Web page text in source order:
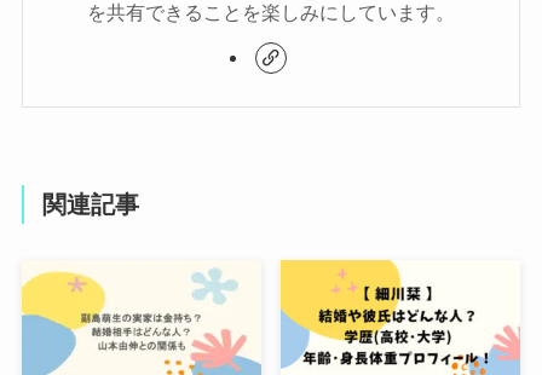
を共有できることを楽しみにしています。
関連記事